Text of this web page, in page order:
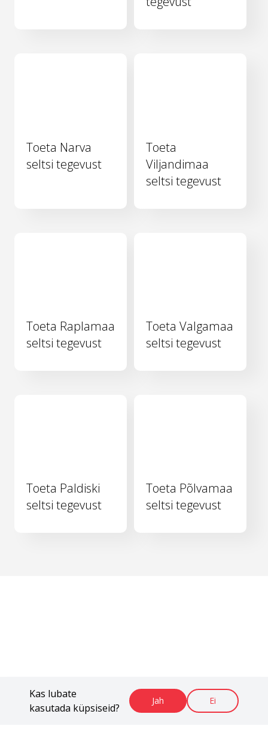
Kas lubate
kasutada küpsiseid?
Jah Ei
Toeta Narva
seltsi tegevust
Toeta
Viljandimaa
seltsi tegevust
Toeta Raplamaa
seltsi tegevust
Toeta Valgamaa
seltsi tegevust
Toeta Paldiski
seltsi tegevust
Toeta Põlvamaa
seltsi tegevust